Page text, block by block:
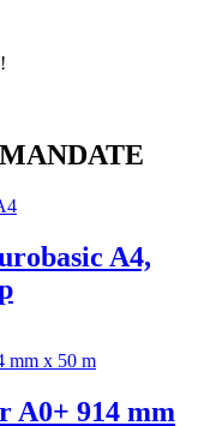
A4,
A0+ 914 mm